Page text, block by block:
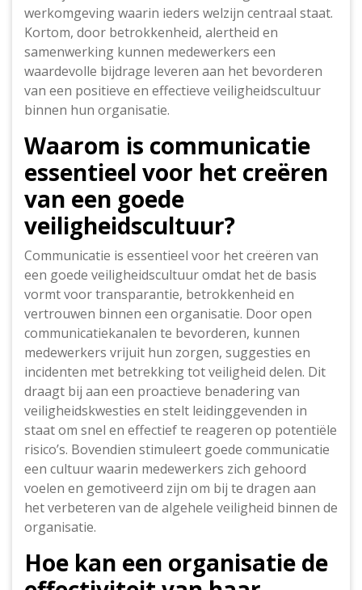
werkomgeving waarin ieders welzijn centraal staat.
Kortom, door betrokkenheid, alertheid en
samenwerking kunnen medewerkers een
waardevolle bijdrage leveren aan het bevorderen
van een positieve en effectieve veiligheidscultuur
binnen hun organisatie.
Waarom is communicatie
essentieel voor het creëren
van een goede
veiligheidscultuur?
Communicatie is essentieel voor het creëren van
een goede veiligheidscultuur omdat het de basis
vormt voor transparantie, betrokkenheid en
vertrouwen binnen een organisatie. Door open
communicatiekanalen te bevorderen, kunnen
medewerkers vrijuit hun zorgen, suggesties en
incidenten met betrekking tot veiligheid delen. Dit
draagt bij aan een proactieve benadering van
veiligheidskwesties en stelt leidinggevenden in
staat om snel en effectief te reageren op potentiële
risico’s. Bovendien stimuleert goede communicatie
een cultuur waarin medewerkers zich gehoord
voelen en gemotiveerd zijn om bij te dragen aan
het verbeteren van de algehele veiligheid binnen de
organisatie.
Hoe kan een organisatie de